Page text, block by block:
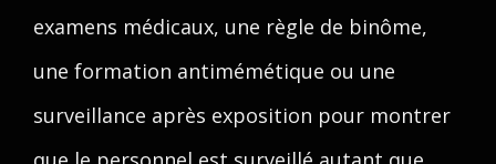
examens médicaux, une règle de binôme,
une formation antimémétique ou une
surveillance après exposition pour montrer